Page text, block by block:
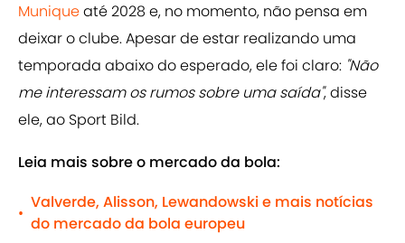
Muniqueaté 2028 e, no momento, não pensa em
deixar o clube. Apesar de estar realizando uma
temporada abaixo do esperado, ele foi claro: "Não
me interessam os rumos sobre uma saída", disse
ele, ao Sport Bild.
Leia mais sobre o mercado da bola:
•
Valverde, Alisson, Lewandowski e mais notícias
do mercado da bola europeu